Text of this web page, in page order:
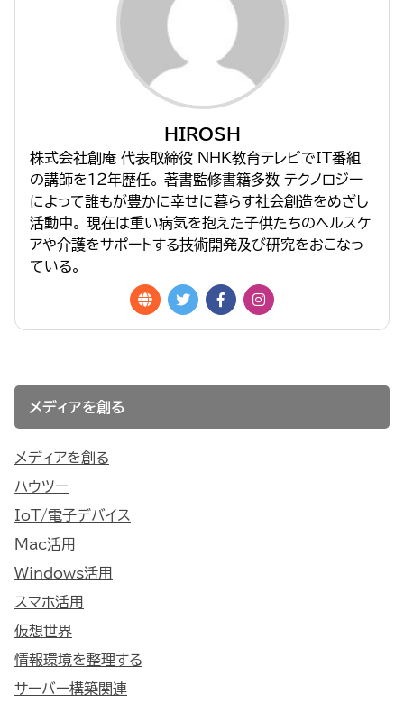
HIROSH
株式会社創庵 代表取締役 NHK教育テレビでIT番組
の講師を１２年歴任。 著書監修書籍多数 テクノロジー
によって誰もが豊かに幸せに暮らす社会創造をめざし
活動中。 現在は重い病気を抱えた子供たちのヘルスケ
アや介護をサポートする技術開発及び研究をおこなっ
ている。
メディアを創る
メディアを創る
ハウツー
IoT/電子デバイス
Mac活用
Windows活用
スマホ活用
仮想世界
情報環境を整理する
サーバー構築関連